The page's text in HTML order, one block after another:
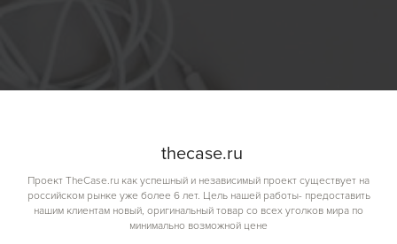
thecase.ru
Проект TheCase.ru как успешный и независимый проект существует на
российском рынке уже более 6 лет. Цель нашей работы- предоставить
нашим клиентам новый, оригинальный товар со всех уголков мира по
минимально возможной цене